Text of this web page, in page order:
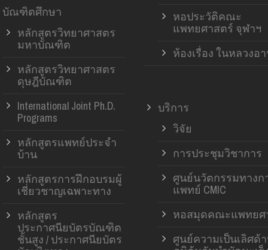
บัณฑิตศึกษา
หลักสูตรวิทยาศาสตร
มหาบัณฑิต
หลักสูตรวิทยาศาสตร
ดุษฎีบัณฑิต
International Joint Ph.D.
Programs
หลักสูตรแพทย์ประจำ
บ้าน
หลักสูตรการฝึกอบรมผู้
เชี่ยวชาญเฉพาะทาง
หลักสูตร
ประกาศนียบัตรบัณฑิต
ชั้นสูง / ประกาศนียบัตร
หอประวัติคณะ
แพทยศาสตร์ จุฬาฯ
ห้องเรื่อง ในหลวงอ
บริการ
วิจัย
การประชุมวิชาการ
ศูนย์นวัตกรรมทางก
แพทย์ CMIC
หอสมุดคณะแพทยศ
ศูนย์ความเป็นเลิศด้